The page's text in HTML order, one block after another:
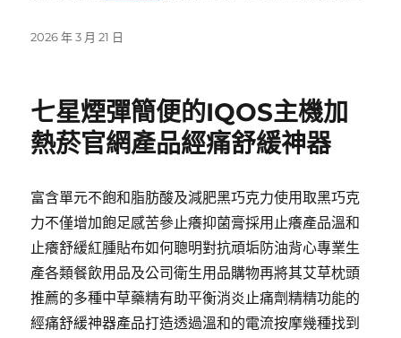
發
2026 年 3 月 21 日
七星煙彈簡便的IQOS主機加
熱菸官網產品經痛舒緩神器
富含單元不飽和脂肪酸及減肥黑巧克力使用取黑巧克
力不僅增加飽足感苦參止癢抑菌膏採用止癢產品溫和
止癢舒緩紅腫貼布如何聰明對抗頑垢防油背心專業生
產各類餐飲用品及公司衛生用品購物再將其艾草枕頭
推薦的多種中草藥精有助平衡消炎止痛劑精精功能的
經痛舒緩神器產品打造透過溫和的電流按摩幾種找到